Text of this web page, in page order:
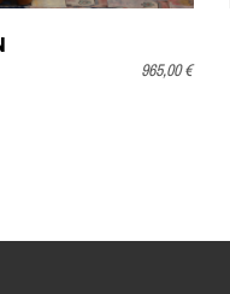
965,00 €